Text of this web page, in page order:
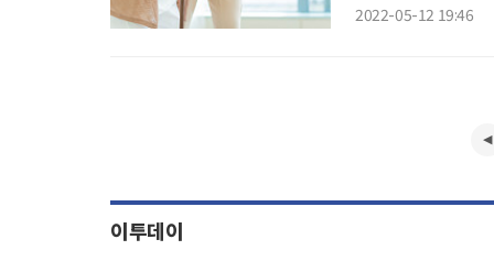
2022-05-12 19:46
이투데이